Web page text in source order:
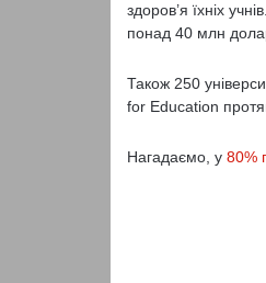
здоров’я їхніх
понад 40 млн
Також 250
for Education
Нагадаємо, у 80%